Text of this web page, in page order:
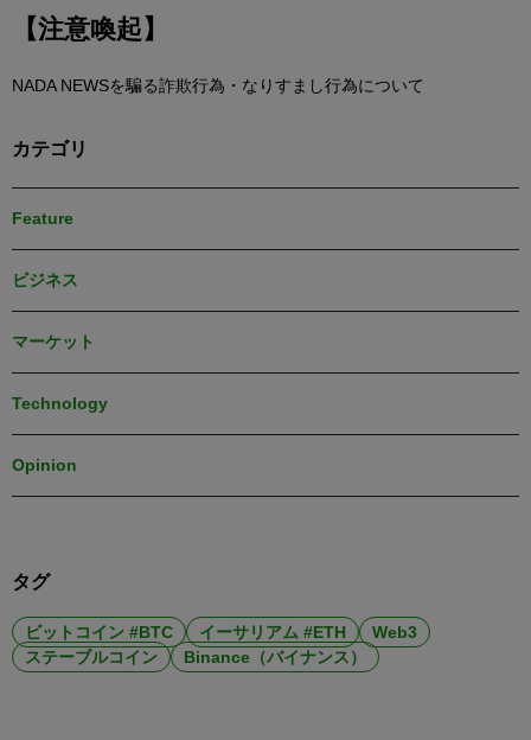
【注意喚起】
NADA NEWSを騙る詐欺行為・なりすまし行為について
カテゴリ
Feature
ビジネス
マーケット
Technology
Opinion
タグ
ビットコイン #BTC イーサリアム #ETH
Web3
ステーブルコイン
Binance（バイナンス）